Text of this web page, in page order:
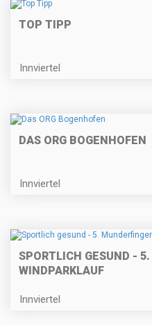
TOP TIPP
Innviertel
DAS ORG BOGENHOFEN
Innviertel
SPORTLICH GESUND -
WINDPARKLAUF
Innviertel